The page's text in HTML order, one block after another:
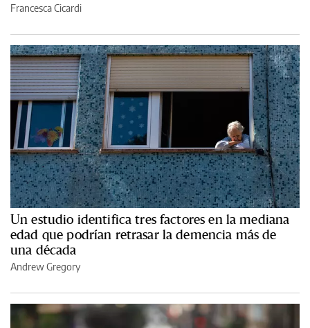
Francesca Cicardi
Un estudio identifica tres factores en la mediana
edad que podrían retrasar la demencia más de
una década
Andrew Gregory